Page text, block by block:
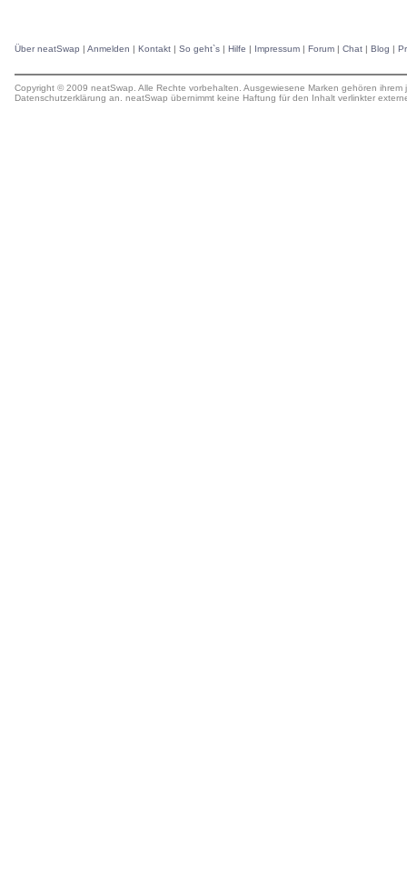
Über neatSwap | Anmelden | Kontakt | So geht`s | Hilfe | Impressum | Forum | Chat | Blog |
Copyright © 2009 neatSwap. Alle Rechte vorbehalten. Ausgewiesene Marken gehören
Datenschutzerklärung an. neatSwap übernimmt keine Haftung für den Inhalt verlinkter